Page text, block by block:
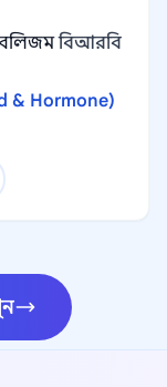
বিআরবি
& Hormone)